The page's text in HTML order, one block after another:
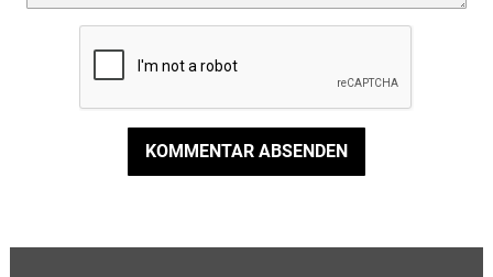
KOMMENTAR ABSENDEN